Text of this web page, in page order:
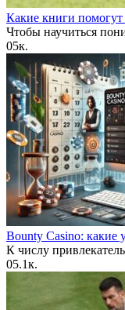
Какие книги помогут
Чтобы научиться
05к.
Bounty Casino: какие
К числу
05.1к.